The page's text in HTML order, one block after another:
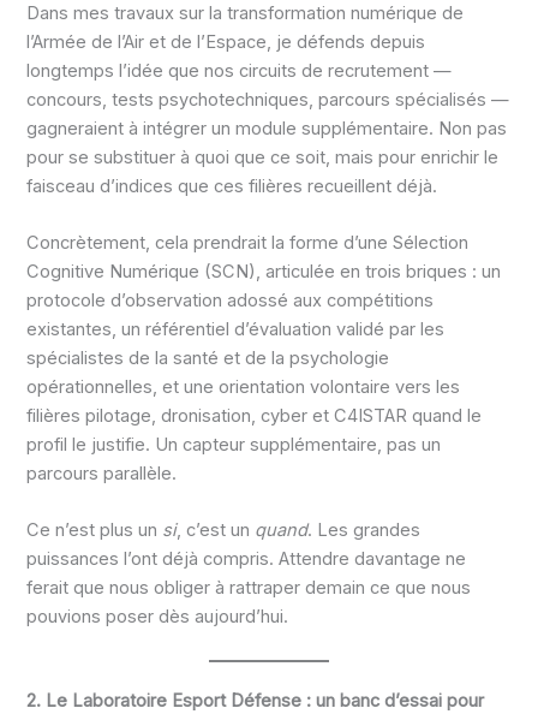
Dans mes travaux sur la transformation numérique de
l’Armée de l’Air et de l’Espace, je défends depuis
longtemps l’idée que nos circuits de recrutement —
concours, tests psychotechniques, parcours spécialisés —
gagneraient à intégrer un module supplémentaire. Non pas
pour se substituer à quoi que ce soit, mais pour enrichir le
faisceau d’indices que ces filières recueillent déjà.
Concrètement, cela prendrait la forme d’une Sélection
Cognitive Numérique (SCN), articulée en trois briques : un
protocole d’observation adossé aux compétitions
existantes, un référentiel d’évaluation validé par les
spécialistes de la santé et de la psychologie
opérationnelles, et une orientation volontaire vers les
filières pilotage, dronisation, cyber et C4ISTAR quand le
profil le justifie. Un capteur supplémentaire, pas un
parcours parallèle.
Ce n’est plus un si, c’est un quand. Les grandes
puissances l’ont déjà compris. Attendre davantage ne
ferait que nous obliger à rattraper demain ce que nous
pouvions poser dès aujourd’hui.
2. Le Laboratoire Esport Défense : un banc d’essai pour